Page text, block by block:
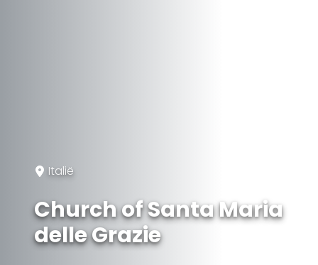
Italië
Church of Santa Maria
delle Grazie